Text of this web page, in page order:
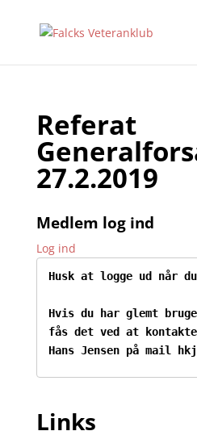
Referat
27.2.2019
Medlem log ind
Log ind
Husk at logge ud når
Hvis du har glemt
fås det ved at kontakte
Hans Jensen på mail
Links